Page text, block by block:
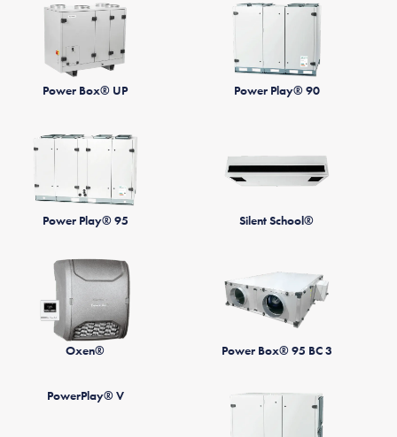
Power Box® UP Power Play® 90
Power Play® 95 Silent School®
Oxen® Power Box® 95 BC 3
PowerPlay® V